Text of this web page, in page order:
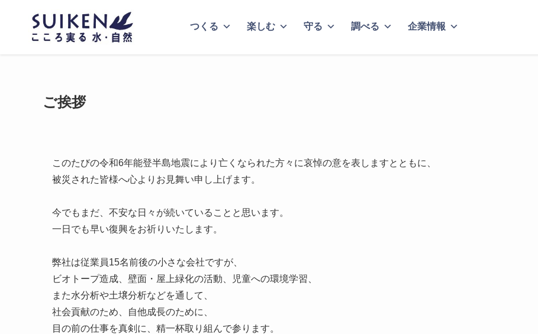
つくる 楽しむ 守る 調べる 企業情報
ご挨拶
このたびの令和6年能登半島地震により亡くなられた方々に哀悼の意を表しますとともに、
被災された皆様へ心よりお見舞い申し上げます。
今でもまだ、不安な日々が続いていることと思います。
一日でも早い復興をお祈りいたします。
弊社は従業員15名前後の小さな会社ですが、
ビオトープ造成、壁面・屋上緑化の活動、児童への環境学習、
また水分析や土壌分析などを通して、
社会貢献のため、自他成長のために、
目の前の仕事を真剣に、精一杯取り組んで参ります。